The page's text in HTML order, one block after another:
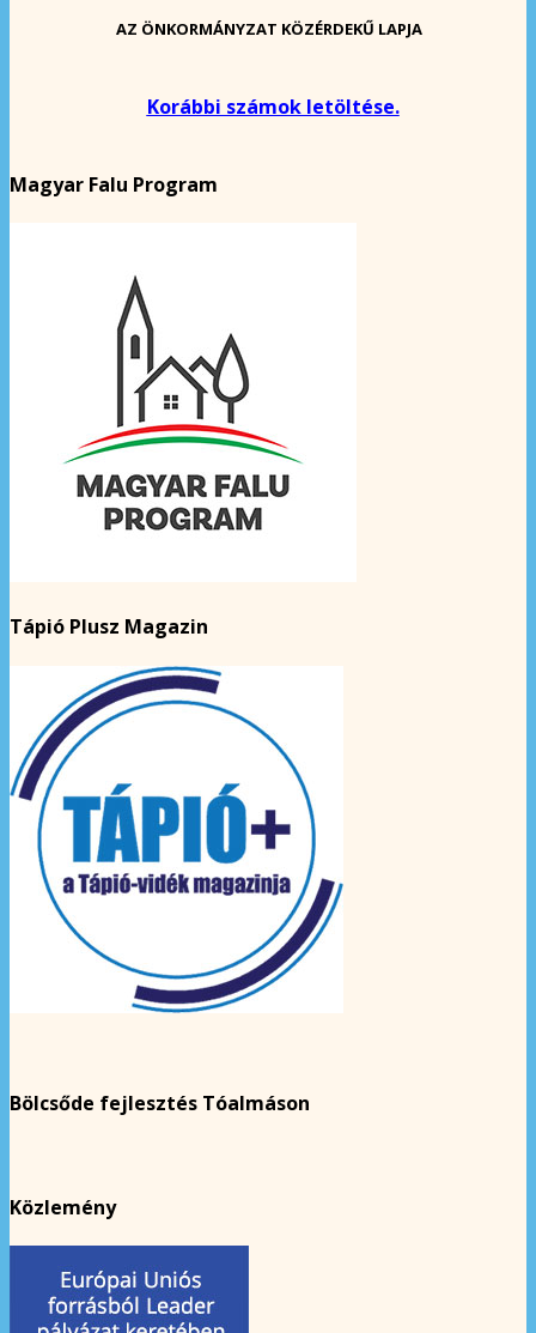
AZ ÖNKORMÁNYZAT KÖZÉRDEKŰ LAPJA
Korábbi számok letöltése.
Magyar Falu Program
Tápió Plusz Magazin
Bölcsőde fejlesztés Tóalmáson
Közlemény